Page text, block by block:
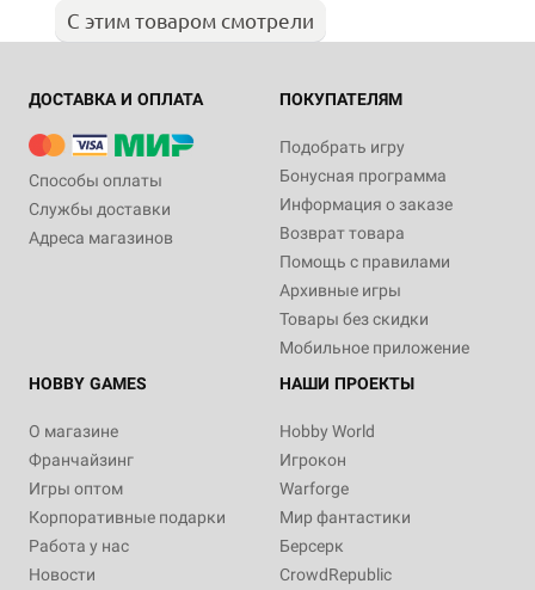
С этим товаром смотрели
ДОСТАВКА И ОПЛАТА
Способы оплаты
Службы доставки
Адреса магазинов
ПОКУПАТЕЛЯМ
Подобрать игру
Бонусная программа
Информация о заказе
Возврат товара
Помощь с правилами
Архивные игры
Товары без скидки
Мобильное приложение
HOBBY GAMES
О магазине
Франчайзинг
Игры оптом
Корпоративные подарки
Работа у нас
Новости
НАШИ ПРОЕКТЫ
Hobby World
Игрокон
Warforge
Мир фантастики
Берсерк
CrowdRepublic